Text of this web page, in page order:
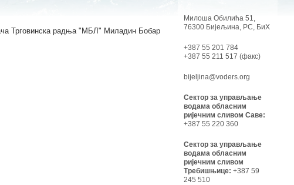
Трговинска радња "МБЛ" Миладин Бобар
Милоша Обилића 51,
76300 Бијељина, РС, БиХ
+387 55 201 784
+387 55 211 517 (факс)
bijeljina@voders.org
Сектор за управљање
водама обласним
ријечним сливом Саве:
+387 55 220 360
Сектор за управљање
водама обласним
ријечним сливом
Требишњице: +387 59
245 510